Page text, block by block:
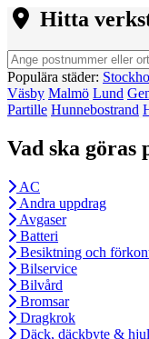
Hitta
Populära städer:
Väsby Malmö Lund
Partille Hunnebostrand
Vad ska göras
AC
Andra uppdrag
Avgaser
Batteri
Besiktning och
Bilservice
Bilvård
Bromsar
Dragkrok
Däck, däckbyte &